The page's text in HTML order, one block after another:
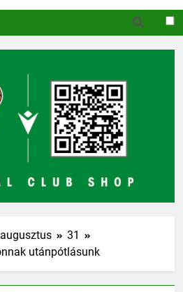
augusztus
31
utánpótlásunk